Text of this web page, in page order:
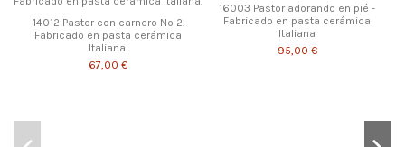
14012 Pastor con carnero Nº 2.
Fabricado en pasta cerámica
Italiana.
67,00 €
16003 Pastor adorando en pié -
Fabricado en pasta cerámica
Italiana
95,00 €